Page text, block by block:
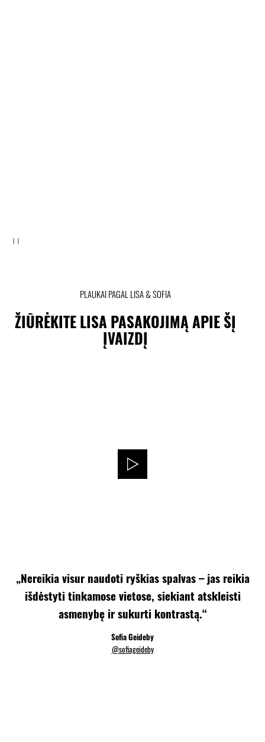
PLAUKAI PAGAL LISA & SOFIA
ŽIŪRĖKITE LISA PASAKOJIMĄ APIE ŠĮ
ĮVAIZDĮ
„Nereikia visur naudoti ryškias spalvas – jas reikia
išdėstyti tinkamose vietose, siekiant atskleisti
asmenybę ir sukurti kontrastą.“
Sofia Geideby
@sofiageideby